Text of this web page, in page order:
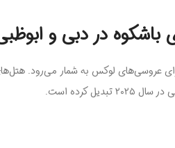
عروسی‌های لوکس به شمار می‌رود.